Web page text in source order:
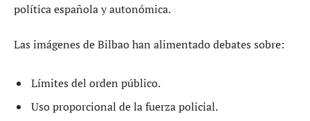
política española y autonómica.
Las imágenes de Bilbao han alimentado debates sobre:
Límites del orden público.
Uso proporcional de la fuerza policial.